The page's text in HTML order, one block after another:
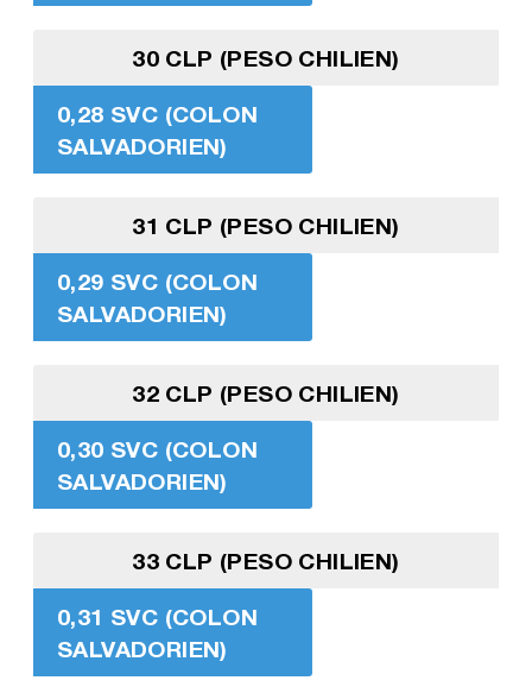
30 CLP (PESO CHILIEN)
0,28 SVC (COLON
SALVADORIEN)
31 CLP (PESO CHILIEN)
0,29 SVC (COLON
SALVADORIEN)
32 CLP (PESO CHILIEN)
0,30 SVC (COLON
SALVADORIEN)
33 CLP (PESO CHILIEN)
0,31 SVC (COLON
SALVADORIEN)